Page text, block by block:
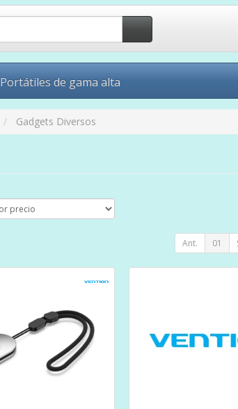
Portátiles de gama alta
Gadgets Diversos
Ant. 01